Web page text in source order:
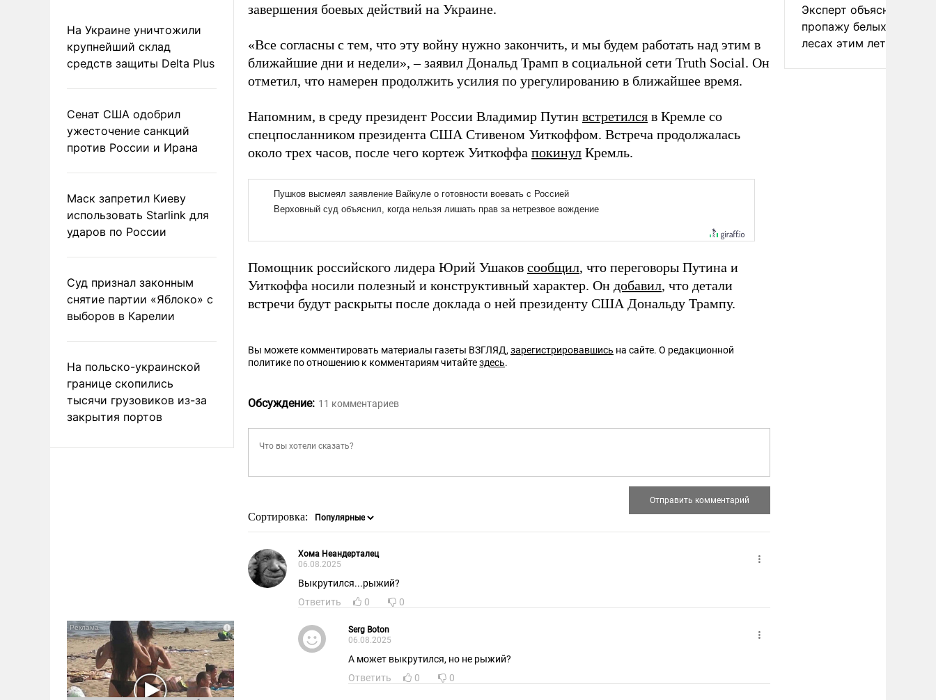
На Украине уничтожили
крупнейший склад
средств защиты Delta Plus
Сенат США одобрил
ужесточение санкций
против России и Ирана
Маск запретил Киеву
использовать Starlink для
ударов по России
Суд признал законным
снятие партии «Яблоко» с
выборов в Карелии
На польско-украинской
границе скопились
тысячи грузовиков из-за
закрытия портов
завершения боевых действий на Украине.
«Все согласны с тем, что эту войну нужно закончить, и мы будем работать над этим в
ближайшие дни и недели», – заявил Дональд Трамп в социальной сети Truth Social. Он
отметил, что намерен продолжить усилия по урегулированию в ближайшее время.
Напомним, в среду президент России Владимир Путин встретился в Кремле со
спецпосланником президента США Стивеном Уиткоффом. Встреча продолжалась
около трех часов, после чего кортеж Уиткоффа покинул Кремль.
Помощник российского лидера Юрий Ушаков сообщил, что переговоры Путина и
Уиткоффа носили полезный и конструктивный характер. Он добавил, что детали
встречи будут раскрыты после доклада о ней президенту США Дональду Трампу.
Вы можете комментировать материалы газеты ВЗГЛЯД,зарегистрировавшись на сайте. О редакционной
политике по отношению к комментариям читайтездесь.
Обсуждение: 11 комментариев
Сортировка:
Хома Неандерталец
06.08.2025
Выкрутился...рыжий?
Ответить
0 0
Serg Boton
06.08.2025
А может выкрутился, но не рыжий?
Ответить
0 0
Эксперт объяснил
пропажу белых грибов
лесах этим летом